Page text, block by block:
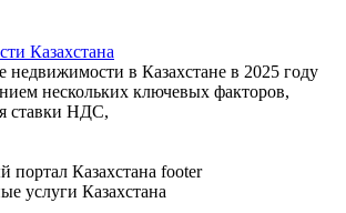
Казахстана
недвижимости в Казахстане в 2025 году
нескольких ключевых факторов,
ставки НДС,
услуги Казахстана